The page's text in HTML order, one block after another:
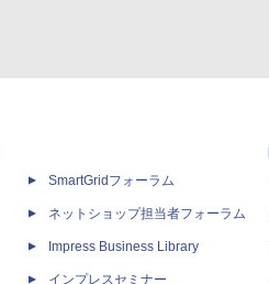
SmartGridフォーラム
ネットショップ担当者フォーラム
Impress Business Library
インプレスセミナー